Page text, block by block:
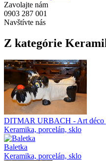
Zavolajte nám
0903 287 001
Navštívte nás
Z kategórie
DITMAR URBACH - Art déco
Keramika, porcelán, sklo
Baletka
Keramika, porcelán, sklo